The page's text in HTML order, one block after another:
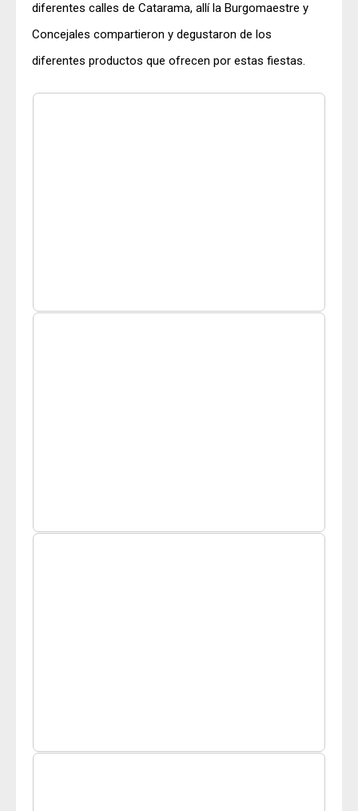
diferentes calles de Catarama, allí la Burgomaestre y
Concejales compartieron y degustaron de los
diferentes productos que ofrecen por estas fiestas.